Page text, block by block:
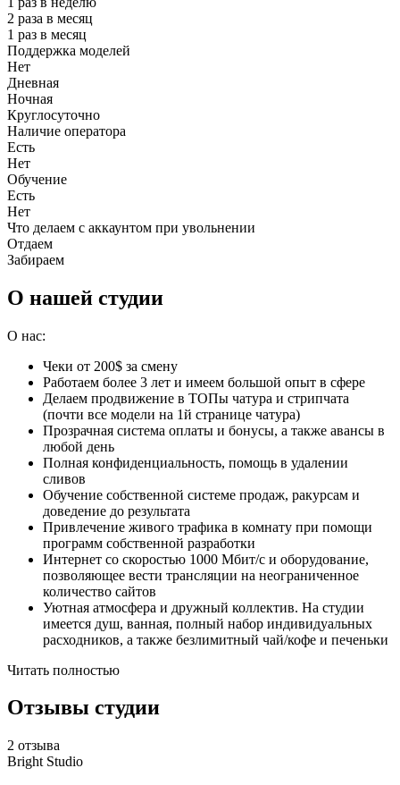
2 раза в месяц
1 раз в месяц
Поддержка моделей
Нет
Дневная
Ночная
Круглосуточно
Наличие оператора
Есть
Нет
Обучение
Есть
Нет
Что делаем с аккаунтом при увольнении
Отдаем
Забираем
О нашей студии
О нас:
Чеки от 200$ за смену
Работаем более 3 лет и имеем большой опыт в сфере
Делаем продвижение в ТОПы чатура и стрипчата
(почти все модели на 1й странице чатура)
Прозрачная система оплаты и бонусы, а также авансы в
любой день
Полная конфиденциальность, помощь в удалении
сливов
Обучение собственной системе продаж, ракурсам и
доведение до результата
Привлечение живого трафика в комнату при помощи
программ собственной разработки
Интернет со скоростью 1000 Мбит/с и оборудование,
позволяющее вести трансляции на неограниченное
количество сайтов
Уютная атмосфера и дружный коллектив. На студии
имеется душ, ванная, полный набор индивидуальных
расходников, а также безлимитный чай/кофе и печеньки
Читать полностью
Отзывы студии
2 отзыва
Bright Studio